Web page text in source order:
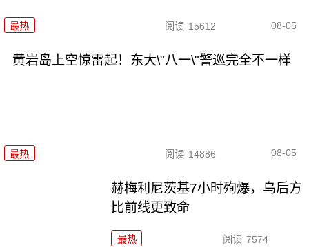
最热 阅读 15612 08-05
黄岩岛上空惊雷起！东大\"八一\"警巡完全不一样
最热 阅读 14886 08-05
赫梅利尼茨基7小时殉爆，乌后方
比前线更致命
最热 阅读 7574